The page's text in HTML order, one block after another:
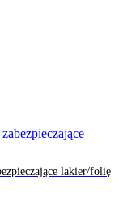
lakier/folię